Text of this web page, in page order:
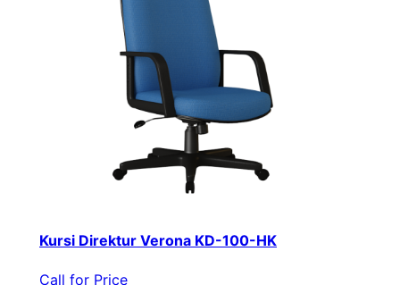
Kursi Direktur Verona KD-100-HK
Call for Price